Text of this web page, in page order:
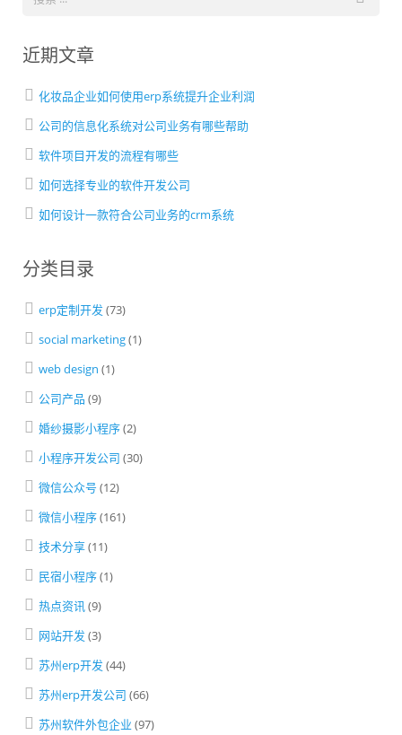
近期文章
化妆品企业如何使用erp系统提升企业利润
公司的信息化系统对公司业务有哪些帮助
软件项目开发的流程有哪些
如何选择专业的软件开发公司
如何设计一款符合公司业务的crm系统
分类目录
erp定制开发 (73)
social marketing(1)
web design (1)
公司产品 (9)
婚纱摄影小程序(2)
小程序开发公司 (30)
微信公众号(12)
微信小程序(161)
技术分享(11)
民宿小程序(1)
热点资讯(9)
网站开发 (3)
苏州erp开发 (44)
苏州erp开发公司 (66)
苏州软件外包企业 (97)